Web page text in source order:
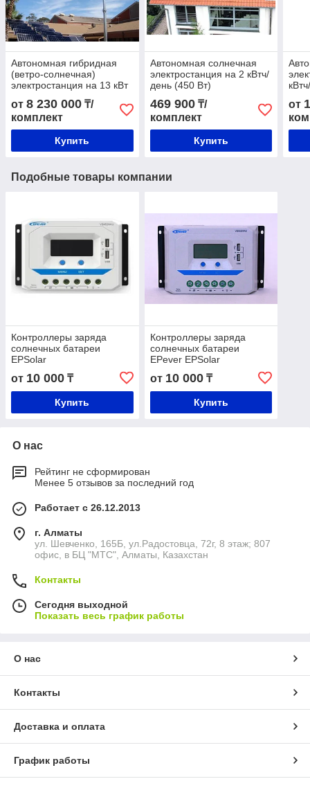
Автономная гибридная
(ветро-солнечная)
электростанция на 13 кВт
СЭС)
от 8 230 000 ₸/
комплект
Купить
Автономная солнечная
электростанция на 2 кВтч/
день (450 Вт)
469 900₸/
комплект
Купить
от
Подобные товары компании
Контроллеры заряда
солнечных батареи
EPSolar
от 10 000 ₸
Купить
Контроллеры заряда
солнечных батареи
EPever EPSolar
от 10 000₸
Купить
О нас
Рейтинг не сформирован
Менее 5 отзывов за последний год
Работает с 26.12.2013
г. Алматы
ул. Шевченко, 165Б, ул.​Радостовца, 72г, 8 этаж; 807
офис, в БЦ "МТС", Алматы, Казахстан
Контакты
Сегодня выходной
Показать весь график работы
О нас
Контакты
Доставка и оплата
График работы